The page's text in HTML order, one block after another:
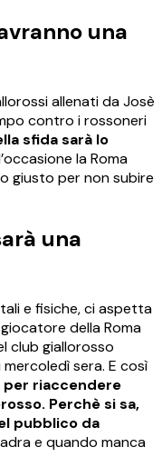
una
allenati da Josè
contro i rossoneri
sfida sarà lo
la Roma
giusto per non subire
una
e fisiche, ci aspetta
della Roma
club giallorosso
sera. E così
per riaccendere
Perchè si sa,
pubblico da
e quando manca